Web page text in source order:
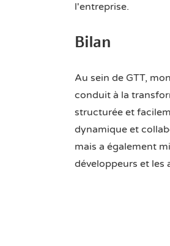
l'entreprise.
Bilan
Au sein de GTT,
conduit à la
structurée et
dynamique et
mais a également
développeurs et les